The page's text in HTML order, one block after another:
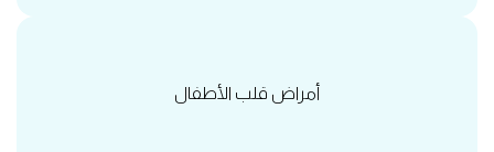
أمراض قلب الأطفال